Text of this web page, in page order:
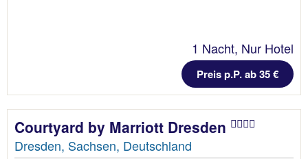
1 Nacht, Nur Hotel
Preis p.P. ab 35 €
Courtyard by Marriott Dresden
Dresden, Sachsen, Deutschland